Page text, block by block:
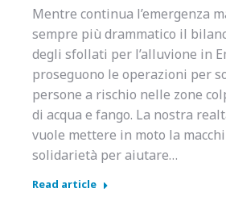
Mentre continua l’emergenza
sempre più drammatico il
degli sfollati per l’alluvione in
proseguono le operazioni per
persone a rischio nelle zone
di acqua e fango. La nostra
vuole mettere in moto la
solidarietà per aiutare…
Read article